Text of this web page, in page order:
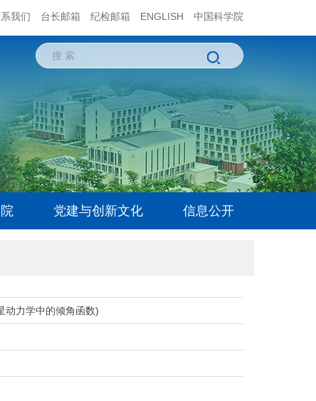
我们 台长邮箱 纪检邮箱 ENGLISH 中国科学院
党建与创新文化 信息公开
动力学中的倾角函数)